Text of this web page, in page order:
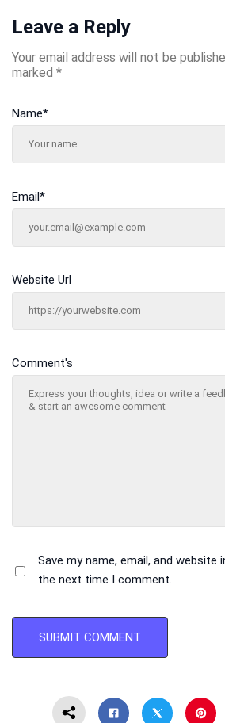
Leave a Reply
Your email address will not be
marked *
Comment's
Name*
Email *
Website Url
Save my name, email, and
the next time I comment.